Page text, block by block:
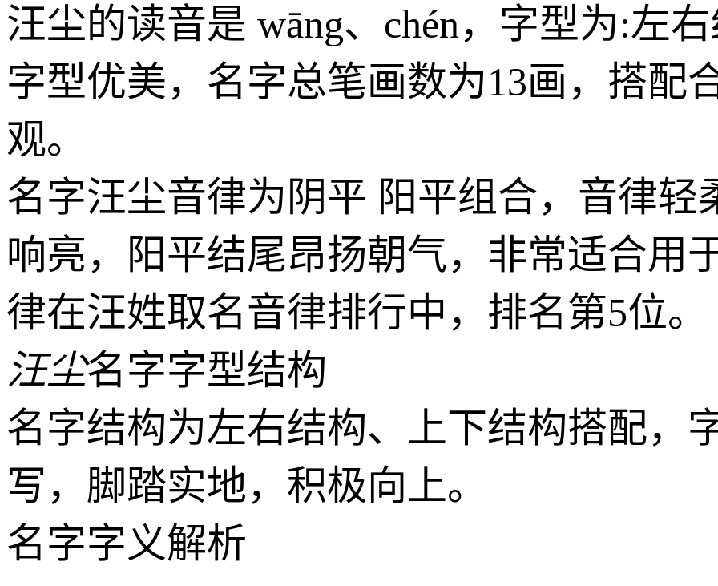
汪尘的读音是 wāng、chén，字型为:左
字型优美，名字总笔画数为13画，搭配
观。
名字汪尘音律为阴平 阳平组合，音律轻
响亮，阳平结尾昂扬朝气，非常适合用
律在汪姓取名音律排行中，排名第5位。
汪尘名字字型结构
名字结构为左右结构、上下结构搭配，
写，脚踏实地，积极向上。
名字字义解析